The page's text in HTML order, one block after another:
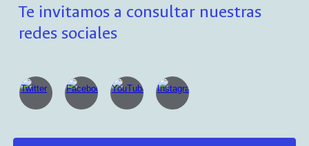
Te invitamos a consultar nuestras
redes sociales